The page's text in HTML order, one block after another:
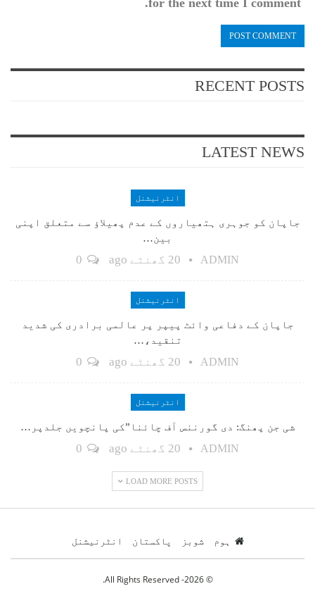
RECENT POSTS
LATEST NEWS
انٹرنیشنل
جاپان کو جوہری ہتھیاروں کے عدم پھیلاؤ سے متعلق اپنی
بین…
ADMIN 20 گھنٹے ago
انٹرنیشنل
جاپان کے دفاعی وائٹ پیپر پر عالمی برادری کی شدید
تنقید،…
ADMIN 20 گھنٹے ago
انٹرنیشنل
شی جن پھنگ: دی گورننس آف چائنا”کی پانچویں جلدپر…
ADMIN 20 گھنٹے ago
LOAD MORE POSTS
ہوم شوبز پاکستان انٹرنیشنل
© 2026- All Rights Reserved.